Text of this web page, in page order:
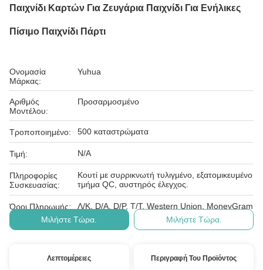
Παιχνίδι Καρτών Για Ζευγάρια Παιχνίδι Για Ενήλικες
Πίσιμο Παιχνίδι Πάρτι
Ονομασία
Μάρκας:
Yuhua
Αριθμός
Μοντέλου:
Προσαρμοσμένο
Τροποποιημένο: 500 καταστρώματα
Τιμή: N/A
Πληροφορίες
Συσκευασίας:
Κουτί με συρρικνωτή τυλιγμένο, εξατομικευμένο
τμήμα QC, αυστηρός έλεγχος.
Όροι Πληρωμής:
Λ/Κ, D/A, D/P, T/T, Western Union, MoneyGram
Μιλήστε Τώρα.
Μιλήστε Τώρα.
Λεπτομέρειες Περιγραφή Του Προϊόντος